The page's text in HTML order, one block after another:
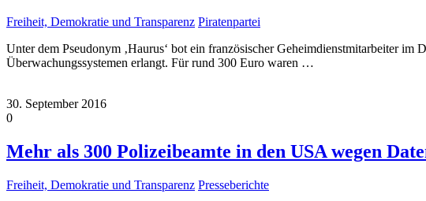
Freiheit, Demokratie und Transparenz Piratenpartei
Unter dem Pseudonym ‚Haurus‘ bot ein französischer Geheimdienstmitarbeiter
Überwachungssystemen erlangt. Für rund 300 Euro waren …
30. September 2016
0
Mehr als 300 Polizeibeamte in den USA wegen
Freiheit, Demokratie und Transparenz Presseberichte